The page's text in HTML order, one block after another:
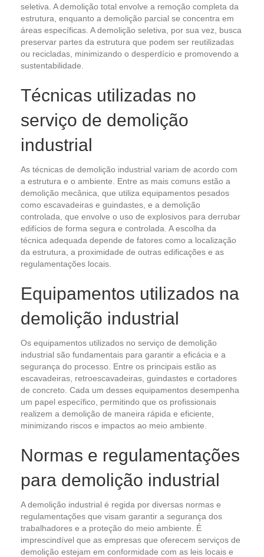
seletiva. A demolição total envolve a remoção completa da
estrutura, enquanto a demolição parcial se concentra em
áreas específicas. A demolição seletiva, por sua vez, busca
preservar partes da estrutura que podem ser reutilizadas
ou recicladas, minimizando o desperdício e promovendo a
sustentabilidade.
Técnicas utilizadas no
serviço de demolição
industrial
As técnicas de demolição industrial variam de acordo com
a estrutura e o ambiente. Entre as mais comuns estão a
demolição mecânica, que utiliza equipamentos pesados
como escavadeiras e guindastes, e a demolição
controlada, que envolve o uso de explosivos para derrubar
edifícios de forma segura e controlada. A escolha da
técnica adequada depende de fatores como a localização
da estrutura, a proximidade de outras edificações e as
regulamentações locais.
Equipamentos utilizados na
demolição industrial
Os equipamentos utilizados no serviço de demolição
industrial são fundamentais para garantir a eficácia e a
segurança do processo. Entre os principais estão as
escavadeiras, retroescavadeiras, guindastes e cortadores
de concreto. Cada um desses equipamentos desempenha
um papel específico, permitindo que os profissionais
realizem a demolição de maneira rápida e eficiente,
minimizando riscos e impactos ao meio ambiente.
Normas e regulamentações
para demolição industrial
A demolição industrial é regida por diversas normas e
regulamentações que visam garantir a segurança dos
trabalhadores e a proteção do meio ambiente. É
imprescindível que as empresas que oferecem serviços de
demolição estejam em conformidade com as leis locais e